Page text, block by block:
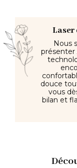
Laser
Nous
présenter
douce
vous
bilan et